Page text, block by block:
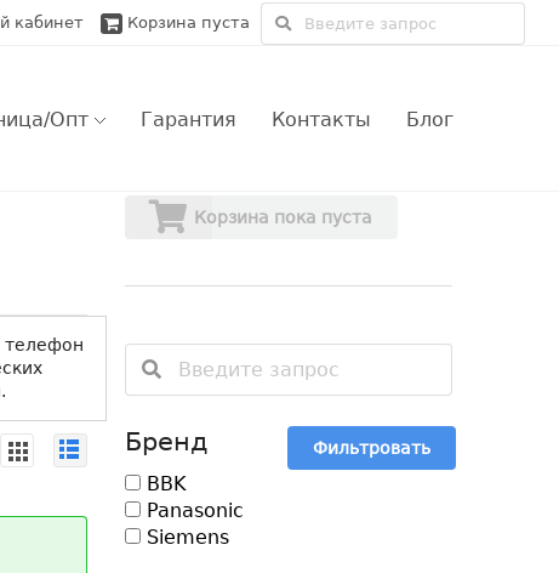
кабинет Корзина пуста
области
Опт
заказ
заказ
оптом
Ответ
Гарантия
Обмен и возврат
Контакты Блог
телефон
Корзина пока пуста
Фильтровать
Бренд
BBK
Panasonic
Siemens